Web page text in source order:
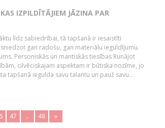
IZPILDĪTĀJIEM JĀZINA PAR
līdz sabiedrībai, tā tapšanā ir iesaistīti
gan radošu, gan materiālu ieguldījumu.
Personiskās un mantiskās tiesības Runājot
cilvēciskajam aspektam ir būtiska nozīme, jo
tapšanā iegulda savu talantu un pauž savu...
47 .. 48 »